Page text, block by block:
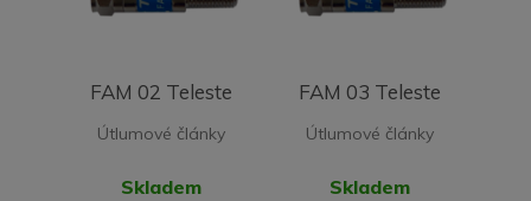
FAM 02 Teleste
Útlumové články
Skladem
FAM 03 Teleste
Útlumové články
Skladem